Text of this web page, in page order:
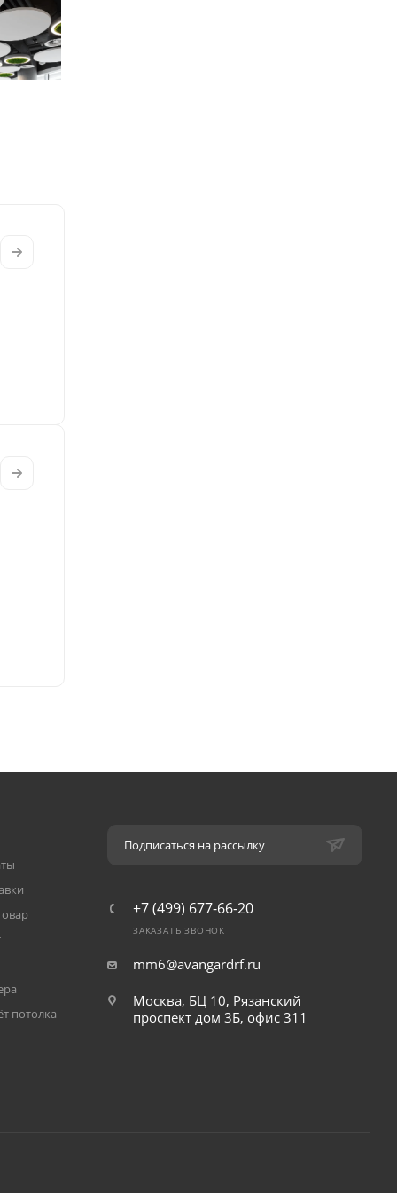
потолка
Подписаться на рассылку
+7 (499) 677-66-20
ЗАКАЗАТЬ ЗВОНОК
mm6@avangardrf.ru
Москва, БЦ 10, Рязанский
проспект дом 3Б, офис 311